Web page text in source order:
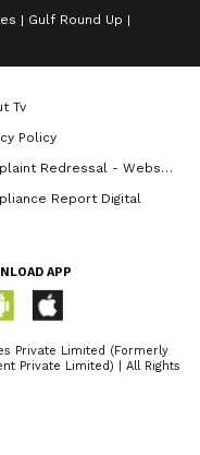
Gulf Round Up
Tv
Policy
Redressal - Website
Report Digital
APP
Private Limited (Formerly
Private Limited) | All Rights